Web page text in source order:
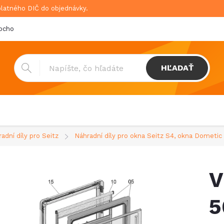
DIČ do objednávky.
podmienky
HĽADAŤ
díly pro Seitz Náhradní díly pro okna Seitz S4, okna Dometic